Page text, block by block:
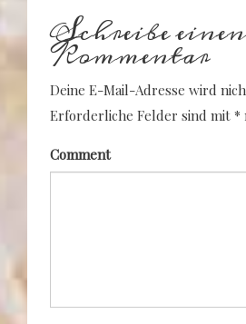
Schreibe einen
Kommentar
Deine E-Mail-Adresse wird
Erforderliche Felder sind mit *
Comment